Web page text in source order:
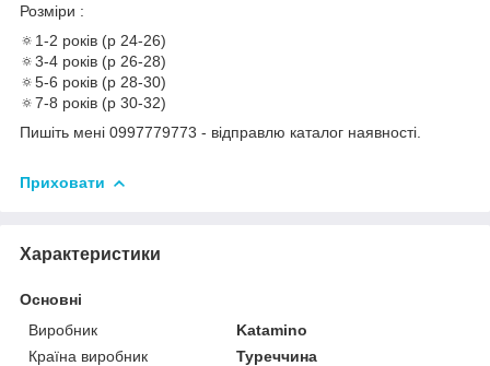
Розміри :
🔅1-2 років (р 24-26)
🔅3-4 років (р 26-28)
🔅5-6 років (р 28-30)
🔅7-8 років (р 30-32)
Пишіть мені 0997779773 - відправлю каталог наявності.
Приховати
Характеристики
Основні
Виробник
Katamino
Країна виробник
Туреччина